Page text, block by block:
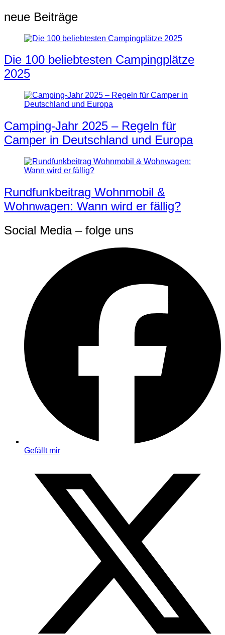
neue Beiträge
Die 100 beliebtesten Campingplätze
2025
Camping-Jahr 2025 – Regeln für
Camper in Deutschland und Europa
Rundfunkbeitrag Wohnmobil &
Wohnwagen: Wann wird er fällig?
Social Media – folge uns
Gefällt mir